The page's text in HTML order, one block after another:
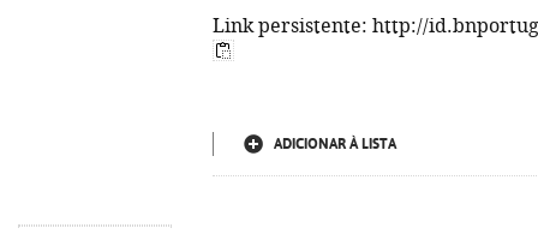
Link persistente: http://
ADICIONAR À LISTA